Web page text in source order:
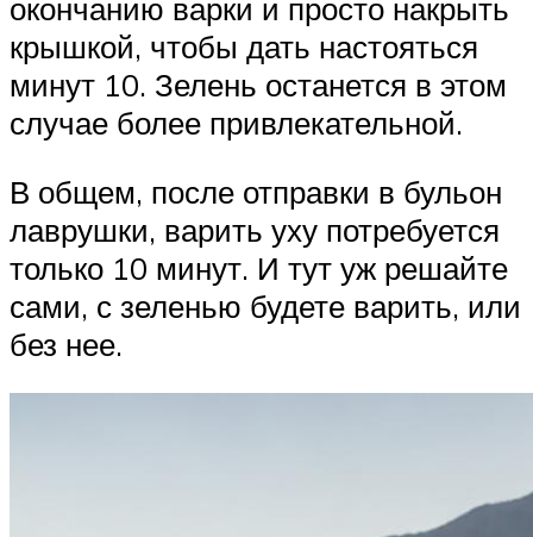
окончанию варки и просто накрыть
крышкой, чтобы дать настояться
минут 10. Зелень останется в этом
случае более привлекательной.
В общем, после отправки в бульон
лаврушки, варить уху потребуется
только 10 минут. И тут уж решайте
сами, с зеленью будете варить, или
без нее.